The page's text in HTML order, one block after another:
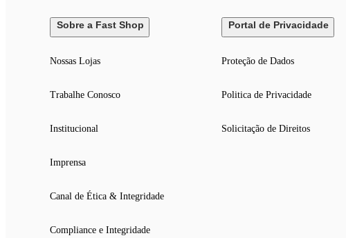
Sobre a Fast Shop
Nossas Lojas
Trabalhe Conosco
Institucional
Imprensa
Canal de Ética & Integridade
Compliance e Integridade
Portal de Privacidade
Proteção de Dados
Politica de Privacidade
Solicitação de Direitos